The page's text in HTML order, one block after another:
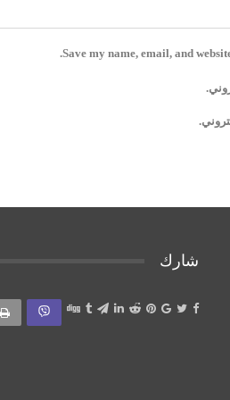
Save my name, email, and
شارك